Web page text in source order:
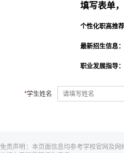
填写表单
个性化职高推荐
最新招生信息：
职业发展指导：
*学生姓名
免责声明：本页面信息均参考学校官网及